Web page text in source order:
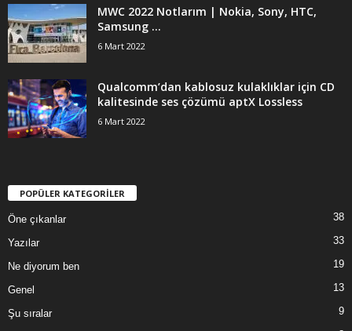
MWC 2022 Notlarım | Nokia, Sony, HTC,
Samsung …
6 Mart 2022
Qualcomm’dan kablosuz kulaklıklar için CD
kalitesinde ses çözümü aptX Lossless
6 Mart 2022
POPÜLER KATEGORİLER
Öne çıkanlar 38
Yazılar 33
Ne diyorum ben 19
Genel 13
Şu sıralar
9